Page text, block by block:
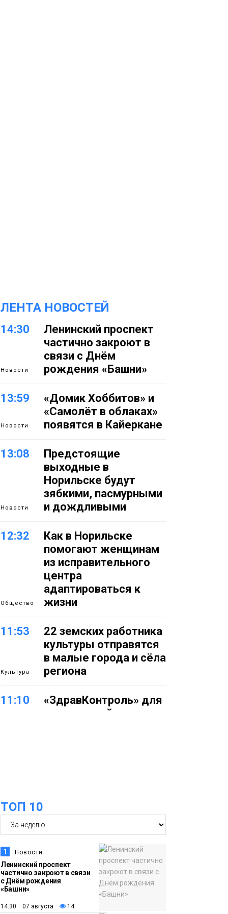
ЛЕНТА НОВОСТЕЙ
14:30
Новости
Ленинский проспект
частично закроют в
связи с Днём
рождения «Башни»
13:59
Новости
«Домик Хоббитов» и
«Самолёт в облаках»
появятся в Кайеркане
13:08
Новости
Предстоящие
выходные в
Норильске будут
зябкими, пасмурными
и дождливыми
12:32
Общество
Как в Норильске
помогают женщинам
из исправительного
центра
адаптироваться к
жизни
11:53
Культура
22 земских работника
культуры отправятся
в малые города и сёла
региона
11:10
«ЗдравКонтроль» для
оперативной связи
Общество
месяцев стажа
09:36
Новости
Жителей Норильска
обвиняют в
организации
подпольного казино
ТОП 10
1 Новости
Ленинский проспект
частично закроют в связи
с Днём рождения
«Башни»
14:30 07 августа 14